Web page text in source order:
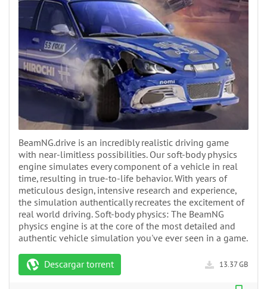
BeamNG.drive is an incredibly realistic driving game
with near-limitless possibilities. Our soft-body physics
engine simulates every component of a vehicle in real
time, resulting in true-to-life behavior. With years of
meticulous design, intensive research and experience,
the simulation authentically recreates the excitement of
real world driving. Soft-body physics: The BeamNG
physics engine is at the core of the most detailed and
authentic vehicle simulation you've ever seen in a game.
Descargar torrent 13.37 GB